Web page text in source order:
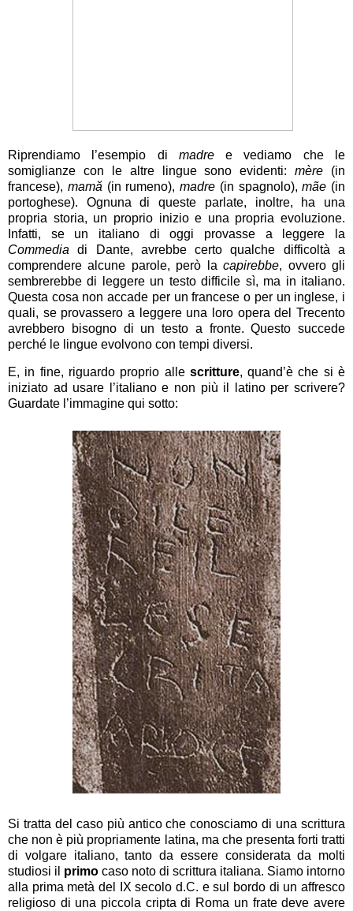
Riprendiamo l’esempio di madree vediamo che le
somiglianze con le altre lingue sono evidenti:mère (in
francese), mamă (in rumeno), madre (in spagnolo),mãe (in
portoghese). Ognuna di queste parlate, inoltre, ha una
propria storia, un proprio inizio e una propria evoluzione.
Infatti, se un italiano di oggi provasse a leggere la
Commedia di Dante, avrebbe certo qualche difficoltà a
comprendere alcune parole, però lacapirebbe, ovvero gli
sembrerebbe di leggere un testo difficile sì, ma in italiano.
Questa cosa non accade per un francese o per un inglese, i
quali, se provassero a leggere una loro opera del Trecento
avrebbero bisogno di un testo a fronte. Questo succede
perché le lingue evolvono con tempi diversi.
E, in fine, riguardo proprio alle scritture, quand’è che si è
iniziato ad usare l’italiano e non più il latino per scrivere?
Guardate l’immagine qui sotto:
Si tratta del caso più antico che conosciamo di una scrittura
che non è più propriamente latina, ma che presenta forti tratti
di volgare italiano, tanto da essere considerata da molti
studiosi il primo caso noto di scrittura italiana. Siamo intorno
alla prima metà del IX secolo d.C. e sul bordo di un affresco
religioso di una piccola cripta di Roma un frate deve avere